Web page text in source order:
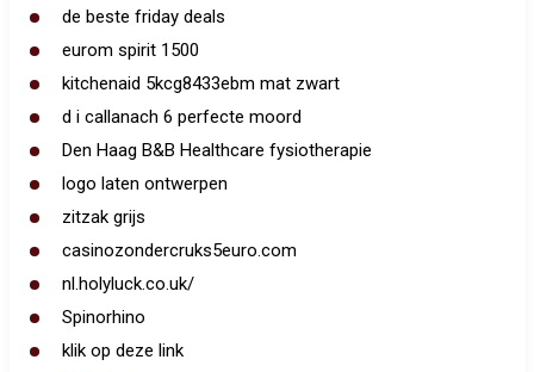
de beste friday deals
eurom spirit 1500
kitchenaid 5kcg8433ebm mat zwart
d i callanach 6 perfecte moord
Den Haag B&B Healthcare fysiotherapie
logo laten ontwerpen
zitzak grijs
casinozondercruks5euro.com
nl.holyluck.co.uk/
Spinorhino
klik op deze link